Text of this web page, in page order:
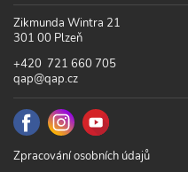
Zikmunda Wintra 21
301 00 Plzeň
+420 721 660 705
qap@qap.cz
Zpracování osobních údajů